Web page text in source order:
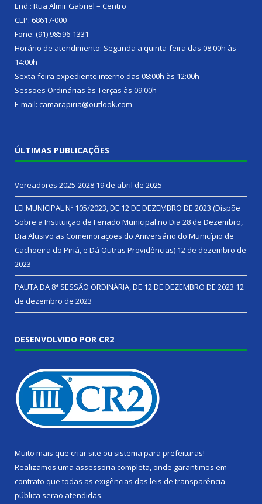
End.: Rua Almir Gabriel – Centro
CEP: 68617-000
Fone: (91) 98596-1331
Horário de atendimento: Segunda a quinta-feira das 08:00h às
14:00h
Sexta-feira expediente interno das 08:00h às 12:00h
Sessões Ordinárias às Terças às 09:00h
E-mail: camarapiria@outlook.com
ÚLTIMAS PUBLICAÇÕES
Vereadores 2025-2028 19 de abril de 2025
LEI MUNICIPAL Nº 105/2023, DE 12 DE DEZEMBRO DE 2023 (Dispõe
Sobre a Instituição de Feriado Municipal no Dia 28 de Dezembro,
Dia Alusivo as Comemorações do Aniversário do Município de
Cachoeira do Piriá, e Dá Outras Providências) 12 de dezembro de
2023
PAUTA DA 8ª SESSÃO ORDINÁRIA, DE 12 DE DEZEMBRO DE 2023 12
de dezembro de 2023
DESENVOLVIDO POR CR2
Muito mais que criar site ou sistema para prefeituras!
Realizamos uma assessoria completa, onde garantimos em
contrato que todas as exigências das leis de transparência
pública serão atendidas.